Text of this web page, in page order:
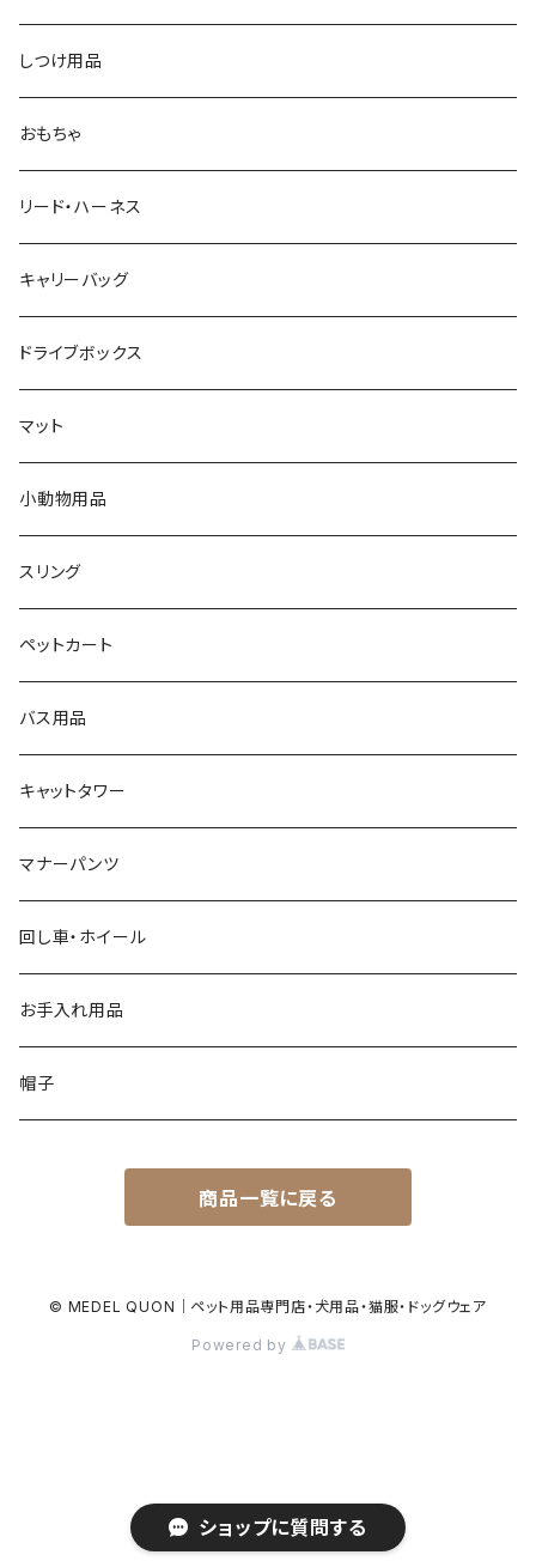
ショップに質問する
しつけ用品
おもちゃ
リード・ハーネス
キャリーバッグ
ドライブボックス
マット
小動物用品
スリング
ペットカート
バス用品
キャットタワー
マナーパンツ
回し車・ホイール
お手入れ用品
帽子
商品一覧に戻る
© MEDEL QUON｜ペット用品専門店・犬用品・猫服・ドッグウェア
Powered by